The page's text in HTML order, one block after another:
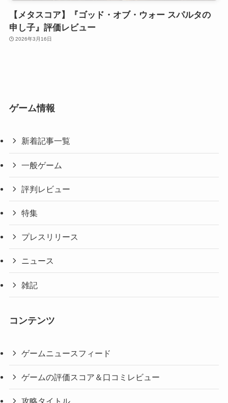
【メタスコア】『ゴッド・オブ・ウォー スパルタの
申し子』評価レビュー
2026年3月16日
ゲーム情報
新着記事一覧
一般ゲーム
評判レビュー
特集
プレスリリース
ニュース
雑記
コンテンツ
ゲームニュースフィード
ゲームの評価スコア＆口コミレビュー
攻略タイトル